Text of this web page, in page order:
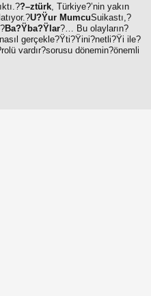
?–ztürk , Türkiye?’nin yakın
U?Ÿur MumcuSuikastı,?
Ba?Ÿba?Ÿlar?… Bu olayların?
gerçekle?Ÿti?Ÿini?netli?Ÿi ile?
vardır?sorusu dönemin?önemli